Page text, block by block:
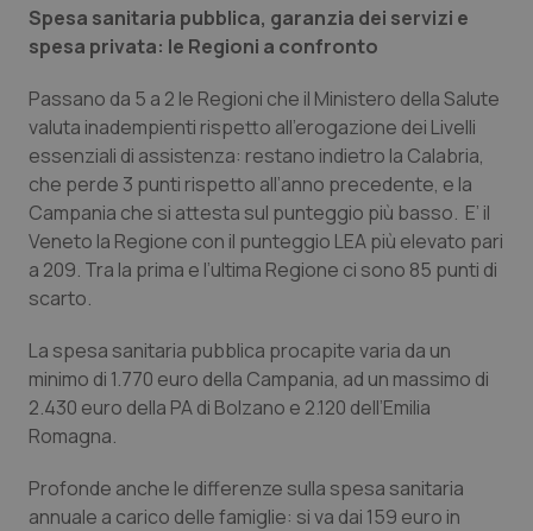
Spesa sanitaria pubblica, garanzia dei servizi e
spesa privata: le Regioni a confronto
Passano da 5 a 2 le Regioni che il Ministero della Salute
valuta inadempienti rispetto all’erogazione dei Livelli
essenziali di assistenza: restano indietro la Calabria,
che perde 3 punti rispetto all’anno precedente, e la
Campania che si attesta sul punteggio più basso. E’ il
Veneto la Regione con il punteggio LEA più elevato pari
a 209. Tra la prima e l’ultima Regione ci sono 85 punti di
scarto.
La spesa sanitaria pubblica procapite varia da un
minimo di 1.770 euro della Campania, ad un massimo di
2.430 euro della PA di Bolzano e 2.120 dell’Emilia
Romagna.
Profonde anche le differenze sulla spesa sanitaria
annuale a carico delle famiglie: si va dai 159 euro in